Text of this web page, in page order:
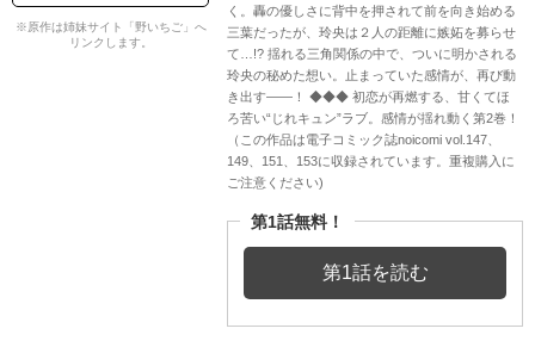
※原作は姉妹サイト「野いちご」へ
リンクします。
く。轟の優しさに背中を押されて前を向き始める
三葉だったが、玲央は２人の距離に嫉妬を募らせ
て…!? 揺れる三角関係の中で、ついに明かされる
玲央の秘めた想い。止まっていた感情が、再び動
き出す――！ ◆◆◆ 初恋が再燃する、甘くてほ
ろ苦い“じれキュン”ラブ。感情が揺れ動く第2巻！
（この作品は電子コミック誌noicomi vol.147、
149、151、153に収録されています。重複購入に
ご注意ください)
第1話無料！
第1話を読む